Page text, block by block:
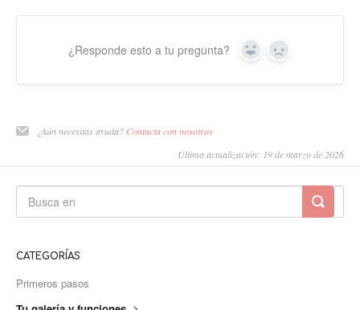
¿Responde esto a tu pregunta? Sí No
¿Aún necesitas ayuda? Contacta con nosotros
Última actualización: 19 de marzo de 2026
CATEGORÍAS
Primeros pasos